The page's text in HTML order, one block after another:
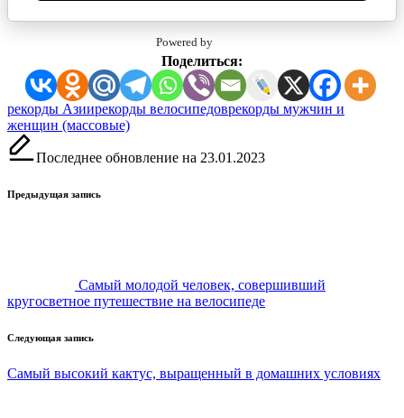
Powered by
Поделиться:
Метки:
рекорды Азиирекорды велосипедоврекорды мужчин и
женщин (массовые)
Последнее обновление на 23.01.2023
Навигация
Предыдущая запись
Самый молодой человек, совершивший
кругосветное путешествие на велосипеде
Следующая запись
Самый высокий кактус, выращенный в домашних условиях